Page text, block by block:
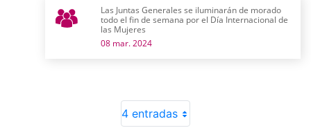
Las Juntas Generales se iluminarán de morado
todo el fin de semana por el Día Internacional de
las Mujeres
08 mar. 2024
4 entradas